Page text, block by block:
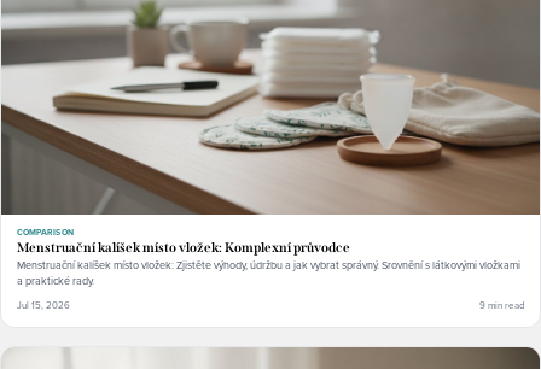
COMPARISON
Menstruační kalíšek místo vložek: Komplexní průvodce
Menstruační kalíšek místo vložek: Zjistěte výhody, údržbu a jak vybrat správný. Srovnění s látkovými vložkami
a praktické rady.
Jul 15, 2026 9 min read